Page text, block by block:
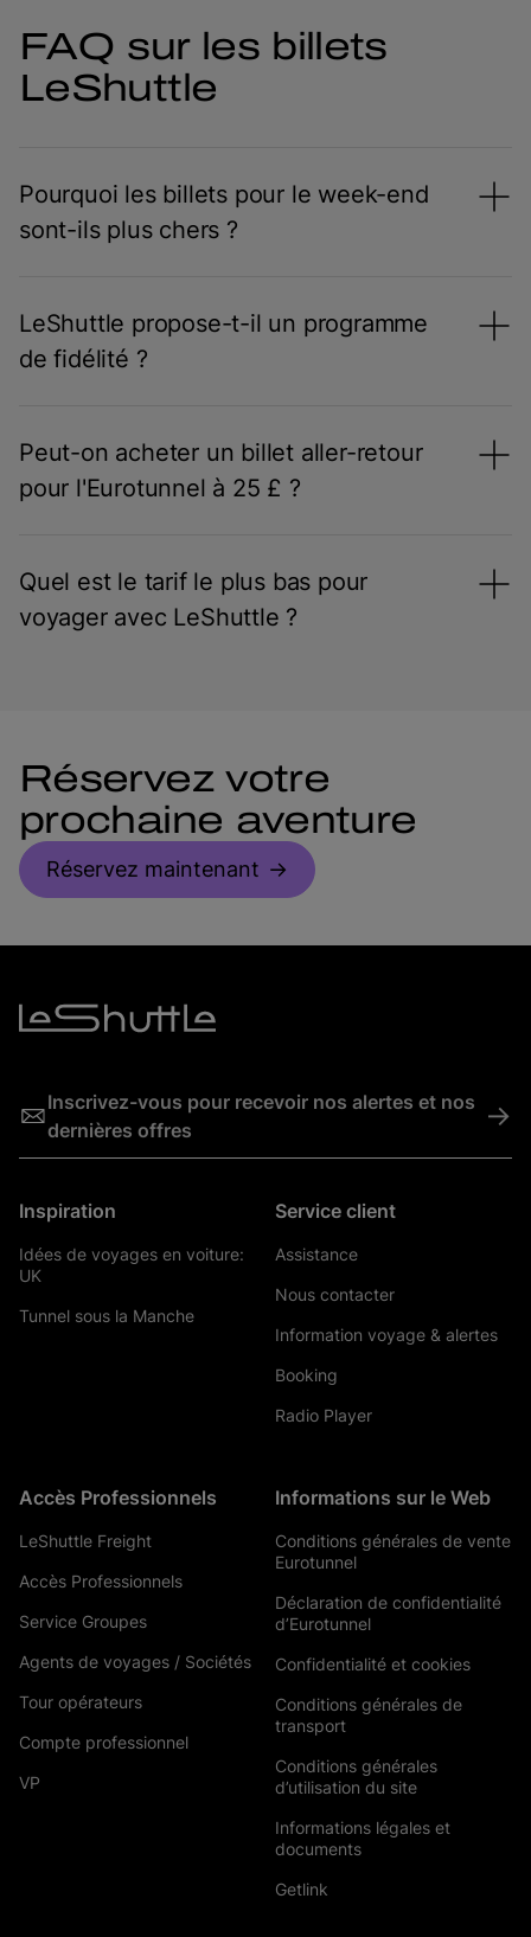
FAQ sur les billets
LeShuttle
Pourquoi les billets pour le week-end
sont-ils plus chers ?
LeShuttle propose-t-il un programme
de fidélité ?
Peut-on acheter un billet aller-retour
pour l'Eurotunnel à 25 £ ?
Quel est le tarif le plus bas pour
voyager avec LeShuttle ?
Réservez votre
prochaine aventure
Réservez maintenant
Inscrivez-vous pour recevoir nos alertes et nos
dernières offres
->
Inspiration
Idées de voyages en voiture:
UK
Tunnel sous la Manche
Service client
Assistance
Nous contacter
Information voyage & alertes
Booking
Radio Player
Accès Professionnels
LeShuttle Freight
Accès Professionnels
Service Groupes
Agents de voyages / Sociétés
Tour opérateurs
Compte professionnel
VP
Informations sur le Web
Conditions générales de vente
Eurotunnel
Déclaration de confidentialité
d’Eurotunnel
Confidentialité et cookies
Conditions générales de
transport
Conditions générales
d’utilisation du site
Informations légales et
documents
Getlink